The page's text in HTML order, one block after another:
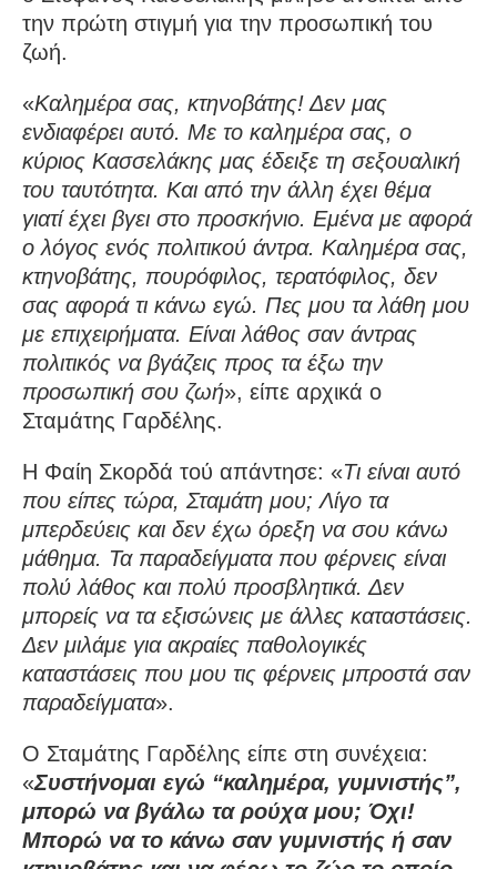
την πρώτη στιγμή για την προσωπική του
ζωή.
«Καλημέρα σας, κτηνοβάτης! Δεν μας
ενδιαφέρει αυτό. Με το καλημέρα σας, ο
κύριος Κασσελάκης μας έδειξε τη σεξουαλική
του ταυτότητα. Και από την άλλη έχει θέμα
γιατί έχει βγει στο προσκήνιο. Εμένα με αφορά
ο λόγος ενός πολιτικού άντρα. Καλημέρα σας,
κτηνοβάτης, πουρόφιλος, τερατόφιλος, δεν
σας αφορά τι κάνω εγώ. Πες μου τα λάθη μου
με επιχειρήματα. Είναι λάθος σαν άντρας
πολιτικός να βγάζεις προς τα έξω την
προσωπική σου ζωή», είπε αρχικά ο
Σταμάτης Γαρδέλης.
Η Φαίη Σκορδά τού απάντησε: «Τι είναι αυτό
που είπες τώρα, Σταμάτη μου; Λίγο τα
μπερδεύεις και δεν έχω όρεξη να σου κάνω
μάθημα. Τα παραδείγματα που φέρνεις είναι
πολύ λάθος και πολύ προσβλητικά. Δεν
μπορείς να τα εξισώνεις με άλλες καταστάσεις.
Δεν μιλάμε για ακραίες παθολογικές
καταστάσεις που μου τις φέρνεις μπροστά σαν
παραδείγματα».
Ο Σταμάτης Γαρδέλης είπε στη συνέχεια:
«Συστήνομαι εγώ “καλημέρα, γυμνιστής”,
μπορώ να βγάλω τα ρούχα μου; Όχι!
Μπορώ να το κάνω σαν γυμνιστής ή σαν